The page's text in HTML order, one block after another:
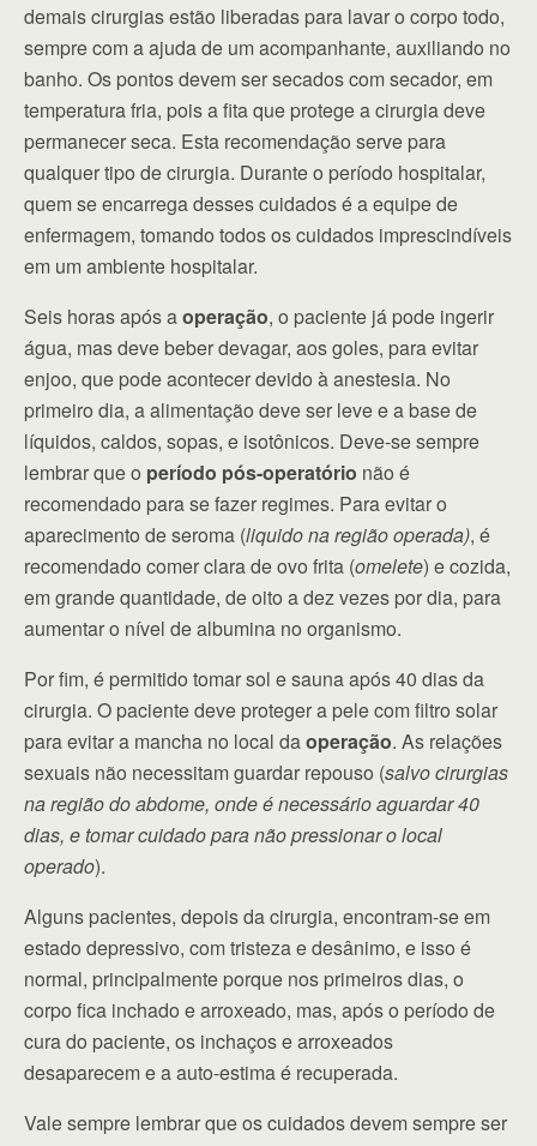
demais cirurgias estão liberadas para lavar o corpo todo,
sempre com a ajuda de um acompanhante, auxiliando no
banho. Os pontos devem ser secados com secador, em
temperatura fria, pois a fita que protege a cirurgia deve
permanecer seca. Esta recomendação serve para
qualquer tipo de cirurgia. Durante o período hospitalar,
quem se encarrega desses cuidados é a equipe de
enfermagem, tomando todos os cuidados imprescindíveis
em um ambiente hospitalar.
Seis horas após aoperação, o paciente já pode ingerir
água, mas deve beber devagar, aos goles, para evitar
enjoo, que pode acontecer devido à anestesia. No
primeiro dia, a alimentação deve ser leve e a base de
líquidos, caldos, sopas, e isotônicos. Deve-se sempre
lembrar que o período pós-operatório não é
recomendado para se fazer regimes. Para evitar o
aparecimento de seroma (liquido na região operada), é
recomendado comer clara de ovo frita (omelete) e cozida,
em grande quantidade, de oito a dez vezes por dia, para
aumentar o nível de albumina no organismo.
Por fim, é permitido tomar sol e sauna após 40 dias da
cirurgia. O paciente deve proteger a pele com filtro solar
para evitar a mancha no local daoperação. As relações
sexuais não necessitam guardar repouso (salvo cirurgias
na região do abdome, onde é necessário aguardar 40
dias, e tomar cuidado para não pressionar o local
operado).
Alguns pacientes, depois da cirurgia, encontram-se em
estado depressivo, com tristeza e desânimo, e isso é
normal, principalmente porque nos primeiros dias, o
corpo fica inchado e arroxeado, mas, após o período de
cura do paciente, os inchaços e arroxeados
desaparecem e a auto-estima é recuperada.
Vale sempre lembrar que os cuidados devem sempre ser